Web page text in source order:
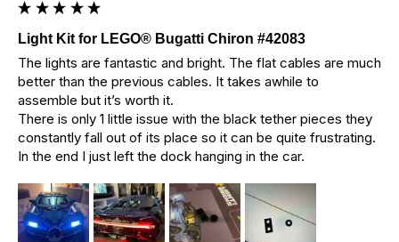
Light Kit for LEGO® Bugatti Chiron #42083
The lights are fantastic and bright. The flat cables are much
better than the previous cables. It takes awhile to
assemble but it’s worth it.
There is only 1 little issue with the black tether pieces they
constantly fall out of its place so it can be quite frustrating.
In the end I just left the dock hanging in the car.